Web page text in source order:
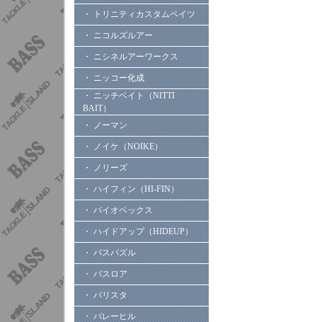
・ トリニティカスタムベイツ
・ ニコルズルアー
・ ニシネルアーワークス
・ ニッコー化成
・ ニッチベイト（NITTI
BAIT）
・ ノーマン
・ ノイケ（NOIKE）
・ ノリーズ
・ ハイフィン（HI-FIN）
・ バイオベックス
・ ハイドアップ（HIDEUP）
・ バスパズル
・ バスロア
・ バリスタ
・ バレーヒル